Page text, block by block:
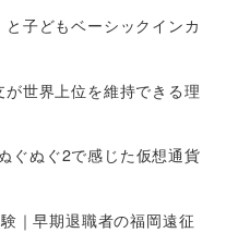
子どもベーシックインカ
世界上位を維持できる理
ぐぬぐ2で感じた仮想通貨
｜早期退職者の福岡遠征